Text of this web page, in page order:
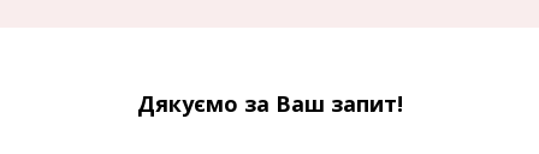
Дякуємо за Ваш запит!